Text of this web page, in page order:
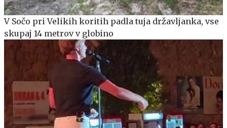
V Sočo pri Velikih koritih padla tuja državljanka, vse
skupaj 14 metrov v globino